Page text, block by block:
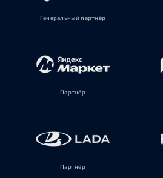
Генеральный партнёр
Партнёр
Партнёр